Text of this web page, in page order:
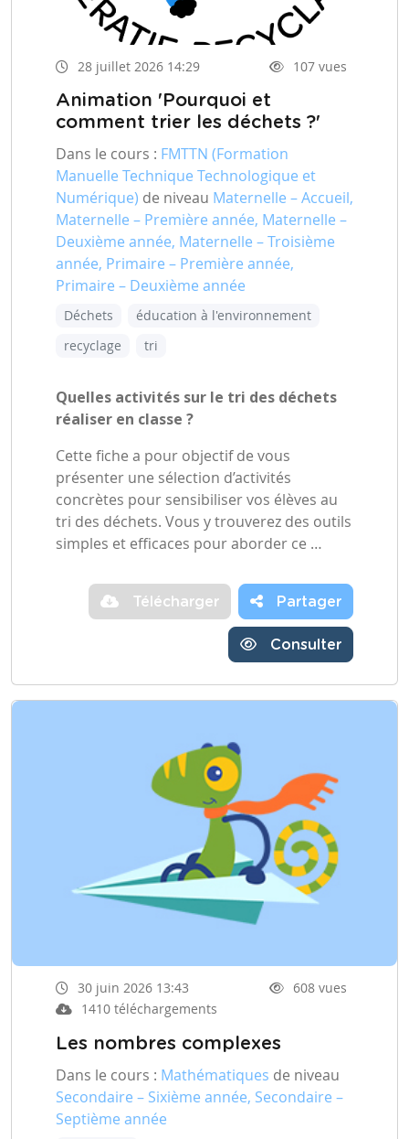
28 juillet 2026 14:29 107 vues
Animation 'Pourquoi et
comment trier les déchets ?'
Dans le cours : FMTTN (Formation
Manuelle Technique Technologique et
Numérique) de niveau Maternelle – Accueil,
Maternelle – Première année, Maternelle –
Deuxième année, Maternelle – Troisième
année, Primaire – Première année,
Primaire – Deuxième année
Déchets
éducation à l'environnement
recyclage
tri
Quelles activités sur le tri des déchets
réaliser en classe ?
Cette fiche a pour objectif de vous
présenter une sélection d’activités
concrètes pour sensibiliser vos élèves au
tri des déchets. Vous y trouverez des outils
simples et efficaces pour aborder ce …
Télécharger Partager
Consulter
30 juin 2026 13:43
608 vues
1410 téléchargements
Les nombres complexes
Dans le cours : Mathématiques de niveau
Secondaire – Sixième année, Secondaire –
Septième année